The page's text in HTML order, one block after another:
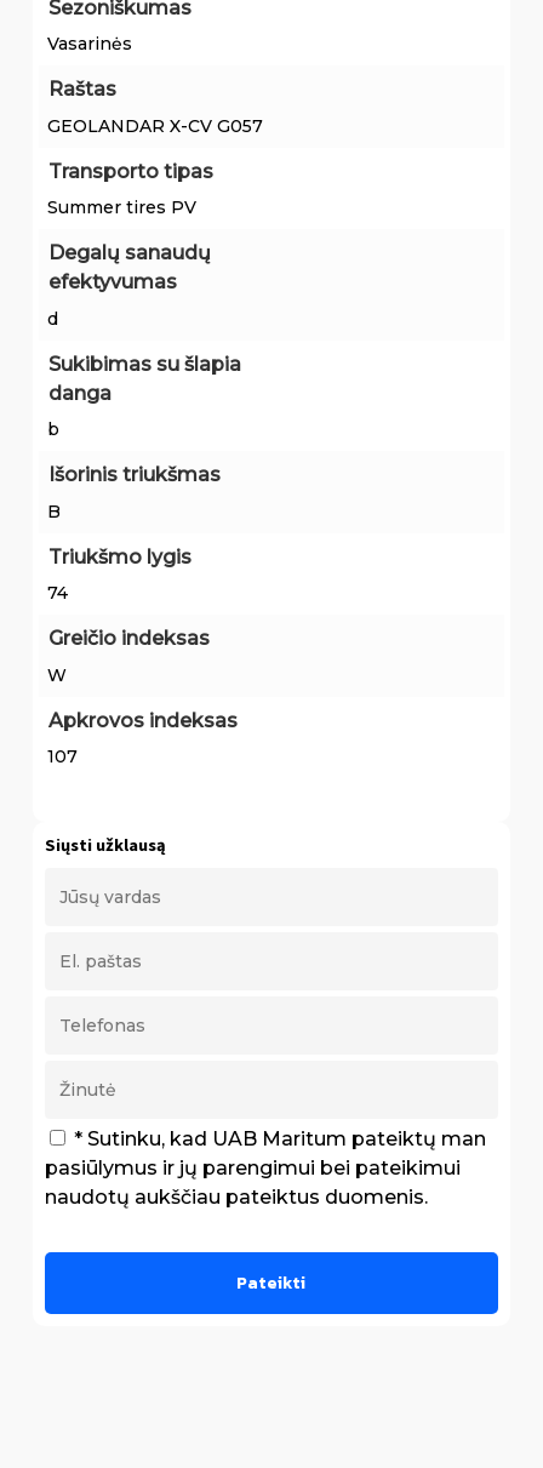
Sezoniškumas
Vasarinės
Raštas
GEOLANDAR X-CV G057
Transporto tipas
Summer tires PV
Degalų sanaudų
efektyvumas
d
Sukibimas su šlapia
danga
b
Išorinis triukšmas
B
Triukšmo lygis
74
Greičio indeksas
W
Apkrovos indeksas
107
Siųsti užklausą
* Sutinku, kad UAB Maritum pateiktų man
pasiūlymus ir jų parengimui bei pateikimui
naudotų aukščiau pateiktus duomenis.